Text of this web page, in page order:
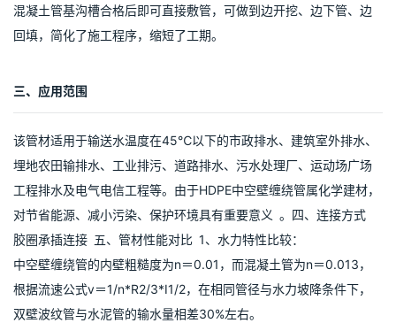
混凝土管基沟槽合格后即可直接敷管，可做到边开挖、边下管、边
回填，简化了施工程序，缩短了工期。
三、应用范围
该管材适用于输送水温度在45℃以下的市政排水、建筑室外排水、
埋地农田输排水、工业排污、道路排水、污水处理厂、运动场广场
工程排水及电气电信工程等。由于HDPE中空壁缠绕管属化学建材，
对节省能源、减小污染、保护环境具有重要意义 。四、连接方式
胶圈承插连接 五、管材性能对比 1、水力特性比较：
中空壁缠绕管的内壁粗糙度为n＝0.01，而混凝土管为n＝0.013，
根据流速公式v＝1/n*R2/3*I1/2，在相同管径与水力坡降条件下，
双壁波纹管与水泥管的输水量相差30%左右。